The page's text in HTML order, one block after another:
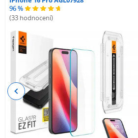
96 %
(33 hodnocení)
Previous